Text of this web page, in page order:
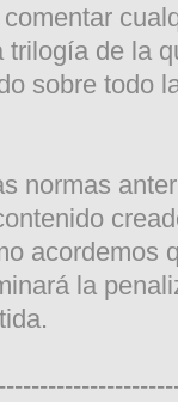
trilogía de la
sobre todo
normas
acordemos
la